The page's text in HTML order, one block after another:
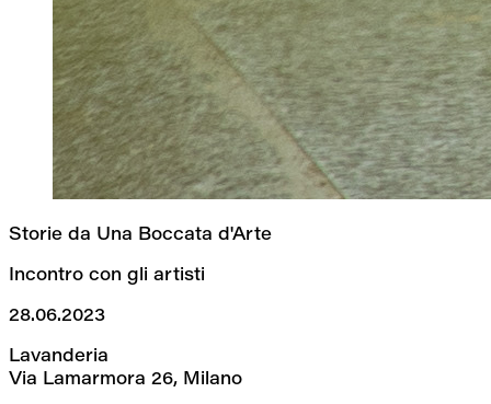
Storie da Una Boccata d'Arte
Incontro con gli artisti
28.06.2023
Lavanderia
Via Lamarmora 26, Milano